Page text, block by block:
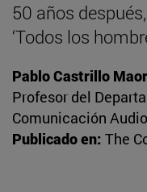
50 años
‘Todos los
Pablo Castrillo
Profesor del
Comunicación
Publicado en: The